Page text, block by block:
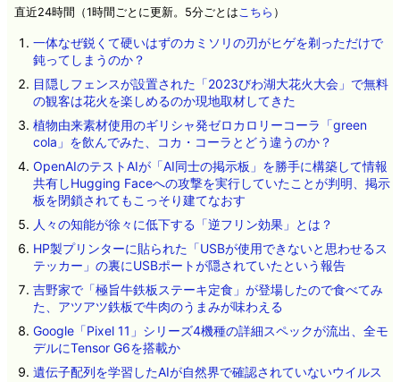
直近24時間（1時間ごとに更新。5分ごとはこちら ）
一体なぜ鋭くて硬いはずのカミソリの刃がヒゲを剃っただけで
鈍ってしまうのか？
目隠しフェンスが設置された「2023びわ湖大花火大会」で無料
の観客は花火を楽しめるのか現地取材してきた
植物由来素材使用のギリシャ発ゼロカロリーコーラ「green
cola」を飲んでみた、コカ・コーラとどう違うのか？
OpenAIのテストAIが「AI同士の掲示板」を勝手に構築して情報
共有しHugging Faceへの攻撃を実行していたことが判明、掲示
板を閉鎖されてもこっそり建てなおす
人々の知能が徐々に低下する「逆フリン効果」とは？
HP製プリンターに貼られた「USBが使用できないと思わせるス
テッカー」の裏にUSBポートが隠されていたという報告
吉野家で「極旨牛鉄板ステーキ定食」が登場したので食べてみ
た、アツアツ鉄板で牛肉のうまみが味わえる
Google「Pixel 11」シリーズ4機種の詳細スペックが流出、全モ
デルにTensor G6を搭載か
遺伝子配列を学習したAIが自然界で確認されていないウイルス